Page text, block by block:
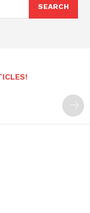
SEARCH